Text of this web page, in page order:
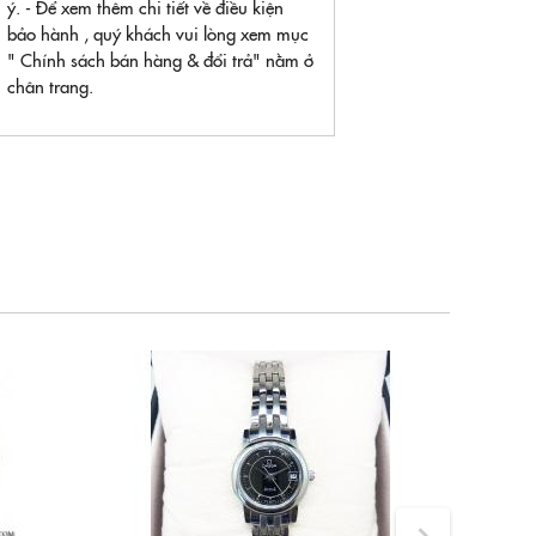
ý. - Để xem thêm chi tiết về điều kiện
bảo hành , quý khách vui lòng xem mục
" Chính sách bán hàng & đổi trả" nằm ở
chân trang.